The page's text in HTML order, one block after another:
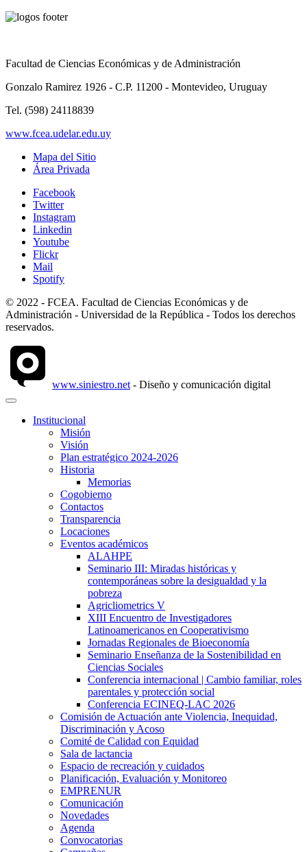
Facultad de Ciencias Económicas y de Administración
Gonzalo Ramirez 1926 - C.P. 11200 - Montevideo, Uruguay
Tel. (598) 24118839
www.fcea.udelar.edu.uy
Mapa del Sitio
Área Privada
Facebook
Twitter
Instagram
Linkedin
Youtube
Flickr
Mail
Spotify
© 2022 - FCEA. Facultad de Ciencias Económicas y de
Administración - Universidad de la República - Todos los derechos
reservados.
www.siniestro.net - Diseño y comunicación digital
Institucional
Misión
Visión
Plan estratégico 2024-2026
Historia
Memorias
Cogobierno
Contactos
Transparencia
Locaciones
Eventos académicos
ALAHPE
Seminario III: Miradas históricas y
contemporáneas sobre la desigualdad y la
pobreza
Agricliometrics V
XIII Encuentro de Investigadores
Latinoamericanos en Cooperativismo
Jornadas Regionales de Bioeconomía
Seminario Enseñanza de la Sostenibilidad en
Ciencias Sociales
Conferencia internacional | Cambio familiar, roles
parentales y protección social
Conferencia ECINEQ-LAC 2026
Comisión de Actuación ante Violencia, Inequidad,
Discriminación y Acoso
Comité de Calidad con Equidad
Sala de lactancia
Espacio de recreación y cuidados
Planificación, Evaluación y Monitoreo
EMPRENUR
Comunicación
Novedades
Agenda
Convocatorias